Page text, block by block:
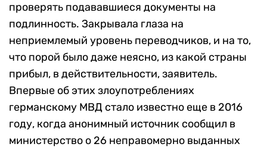
проверять подававшиеся документы на
подлинность. Закрывала глаза на
неприемлемый уровень переводчиков, и на то,
что порой было даже неясно, из какой страны
прибыл, в действительности, заявитель.
Впервые об этих злоупотреблениях
германскому МВД стало известно еще в 2016
году, когда анонимный источник сообщил в
министерство о 26 неправомерно выданных